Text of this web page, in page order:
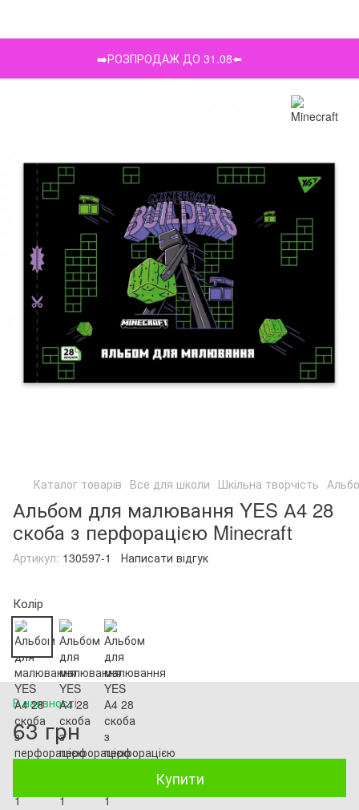
➡️РОЗПРОДАЖ ДО 31.08⬅️
Каталог товарів Все для школи Шкільна творчість
Альбом для малювання YES А4 28
скоба з перфорацією Minecraft
Артикул: 130597-1 Написати відгук
Колір
В наявності
63 грн
Купити